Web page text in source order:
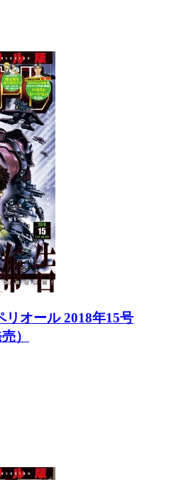
リオール 2018年15号
）